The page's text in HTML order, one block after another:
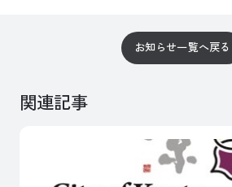
お知らせ一覧へ戻る
関連記事